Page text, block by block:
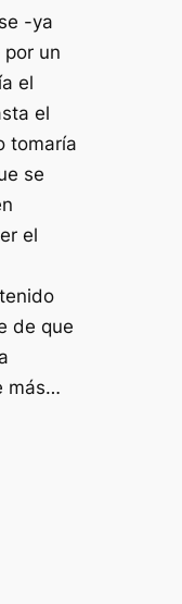
-ya
un
el
el
tomaría
se
el
de que
más…